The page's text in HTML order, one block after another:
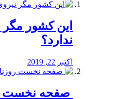
این کشور مگر
ندارد؟
اکتبر 22, 2019
صفحه نخست